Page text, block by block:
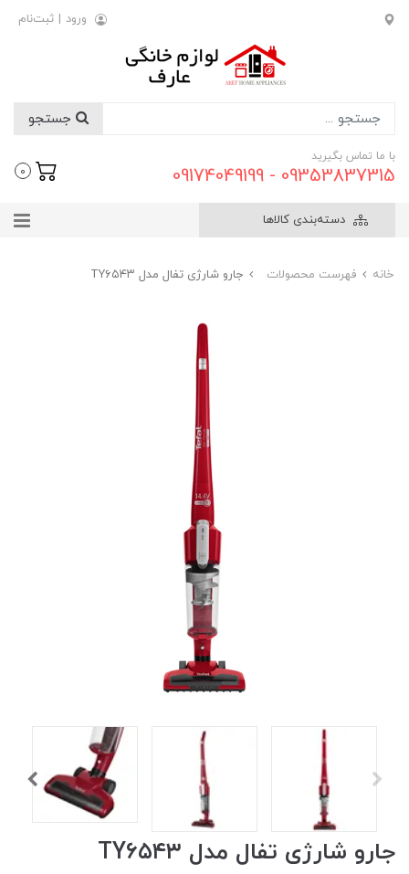
ورود | ثبت‌نام
با ما تماس بگیرید
09353837315 - 09174049199
0
دسته‌بندی کالاها
خانه فهرست محصولات جارو شارژی تفال مدل TY۶۵۴۳
جارو شارژی تفال مدل TY۶۵۴۳